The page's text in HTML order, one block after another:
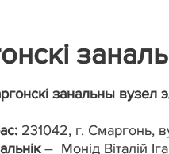
занальны вузел
231042, г. Смаргонь,
– Монід Віталій